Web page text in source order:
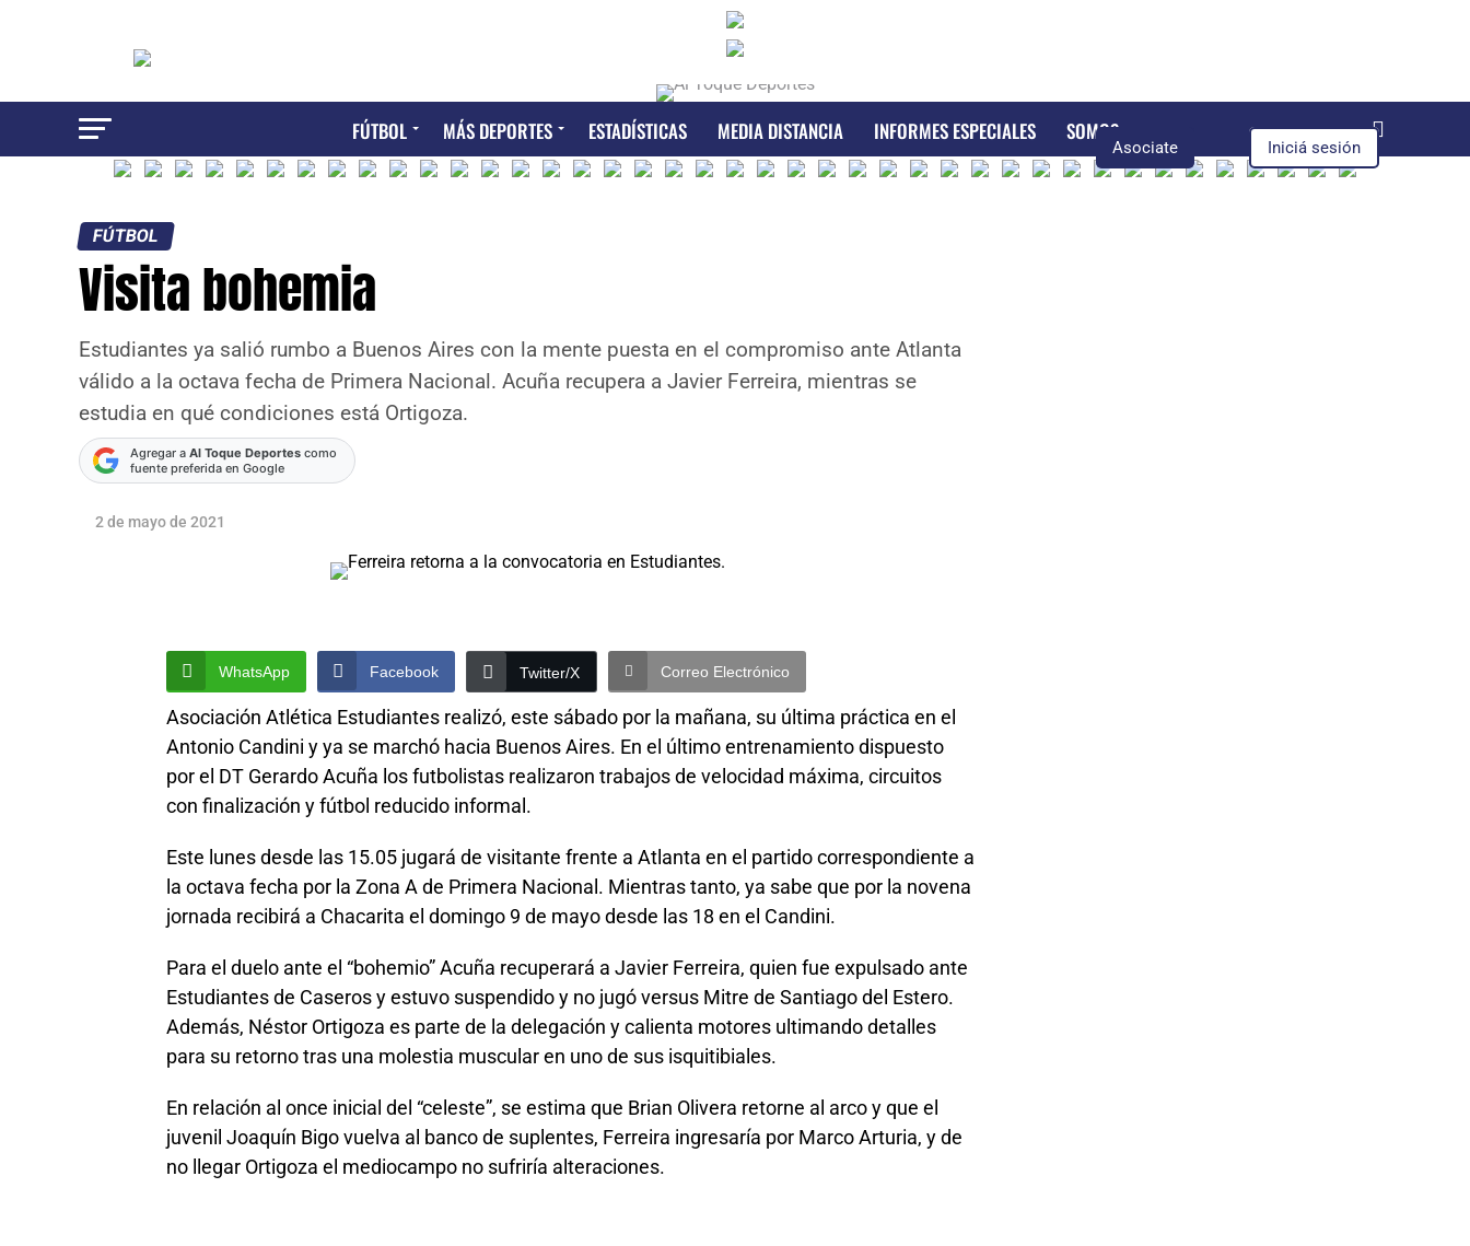
Asociate Iniciá sesión
FÚTBOL MÁS DEPORTES ESTADÍSTICAS MEDIA DISTANCIA INFORMES ESPECIALES SOMOS
FÚTBOL
Visita bohemia
Estudiantes ya salió rumbo a Buenos Aires con la mente puesta en el compromiso ante Atlanta
válido a la octava fecha de Primera Nacional. Acuña recupera a Javier Ferreira, mientras se
estudia en qué condiciones está Ortigoza.
Agregar a Al Toque Deportes como
fuente preferida en Google
2 de mayo de 2021
WhatsApp Facebook Twitter/X Correo Electrónico
Asociación Atlética Estudiantes realizó, este sábado por la mañana, su última práctica en el
Antonio Candini y ya se marchó hacia Buenos Aires. En el último entrenamiento dispuesto
por el DT Gerardo Acuña los futbolistas realizaron trabajos de velocidad máxima, circuitos
con finalización y fútbol reducido informal.
Este lunes desde las 15.05 jugará de visitante frente a Atlanta en el partido correspondiente a
la octava fecha por la Zona A de Primera Nacional. Mientras tanto, ya sabe que por la novena
jornada recibirá a Chacarita el domingo 9 de mayo desde las 18 en el Candini.
Para el duelo ante el “bohemio” Acuña recuperará a Javier Ferreira, quien fue expulsado ante
Estudiantes de Caseros y estuvo suspendido y no jugó versus Mitre de Santiago del Estero.
Además, Néstor Ortigoza es parte de la delegación y calienta motores ultimando detalles
para su retorno tras una molestia muscular en uno de sus isquitibiales.
En relación al once inicial del “celeste”, se estima que Brian Olivera retorne al arco y que el
juvenil Joaquín Bigo vuelva al banco de suplentes, Ferreira ingresaría por Marco Arturia, y de
no llegar Ortigoza el mediocampo no sufriría alteraciones.